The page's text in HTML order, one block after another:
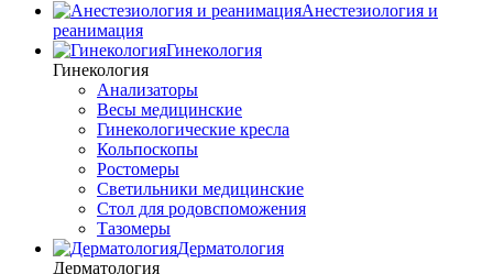
Анестезиология и
реанимация
Гинекология
Гинекология
Анализаторы
Весы медицинские
Гинекологические кресла
Кольпоскопы
Ростомеры
Светильники медицинские
Стол для родовспоможения
Тазомеры
Дерматология
Дерматология